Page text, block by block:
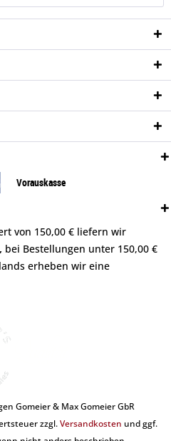
Vorauskasse
von 150,00 € liefern wir
bei Bestellungen unter 150,00 €
erheben wir eine
Gomeier & Max Gomeier GbR
zzgl.Versandkosten und ggf.